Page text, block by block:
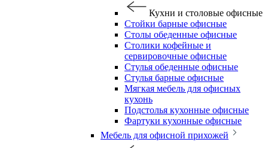
Кухни и столовые офисные
Стойки барные офисные
Столы обеденные офисные
Столики кофейные и
сервировочные офисные
Стулья обеденные офисные
Стулья барные офисные
Мягкая мебель для офисных
кухонь
Подстолья кухонные офисные
Фартуки кухонные офисные
Мебель для офисной прихожей